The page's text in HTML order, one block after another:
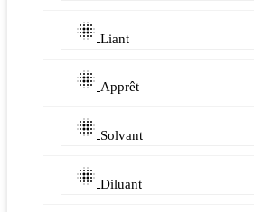
 Liant
 Apprêt
 Solvant
 Diluant